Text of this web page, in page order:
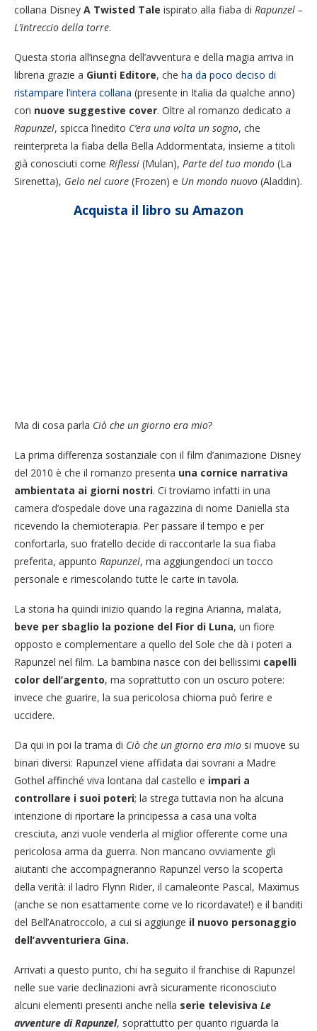
collana Disney A Twisted Tale ispirato alla fiaba di Rapunzel –
L’intreccio della torre.
Questa storia all’insegna dell’avventura e della magia arriva in
libreria grazie a Giunti Editore, che ha da poco deciso di
ristampare l’intera collana (presente in Italia da qualche anno)
con nuove suggestive cover. Oltre al romanzo dedicato a
Rapunzel, spicca l’inedito C’era una volta un sogno, che
reinterpreta la fiaba della Bella Addormentata, insieme a titoli
già conosciuti come Riflessi (Mulan), Parte del tuo mondo (La
Sirenetta), Gelo nel cuore (Frozen) e Un mondo nuovo (Aladdin).
Acquista il libro su Amazon
Ma di cosa parla Ciò che un giorno era mio?
La prima differenza sostanziale con il film d’animazione Disney
del 2010 è che il romanzo presenta una cornice narrativa
ambientata ai giorni nostri. Ci troviamo infatti in una
camera d’ospedale dove una ragazzina di nome Daniella sta
ricevendo la chemioterapia. Per passare il tempo e per
confortarla, suo fratello decide di raccontarle la sua fiaba
preferita, appunto Rapunzel, ma aggiungendoci un tocco
personale e rimescolando tutte le carte in tavola.
La storia ha quindi inizio quando la regina Arianna, malata,
beve per sbaglio la pozione del Fior di Luna, un fiore
opposto e complementare a quello del Sole che dà i poteri a
Rapunzel nel film. La bambina nasce con dei bellissimi capelli
color dell’argento, ma soprattutto con un oscuro potere:
invece che guarire, la sua pericolosa chioma può ferire e
uccidere.
Da qui in poi la trama di Ciò che un giorno era mio si muove su
binari diversi: Rapunzel viene affidata dai sovrani a Madre
Gothel affinché viva lontana dal castello e impari a
controllare i suoi poteri; la strega tuttavia non ha alcuna
intenzione di riportare la principessa a casa una volta
cresciuta, anzi vuole venderla al miglior offerente come una
pericolosa arma da guerra. Non mancano ovviamente gli
aiutanti che accompagneranno Rapunzel verso la scoperta
della verità: il ladro Flynn Rider, il camaleonte Pascal, Maximus
(anche se non esattamente come ve lo ricordavate!) e il banditi
del Bell’Anatroccolo, a cui si aggiunge il nuovo personaggio
dell’avventuriera Gina.
Arrivati a questo punto, chi ha seguito il franchise di Rapunzel
nelle sue varie declinazioni avrà sicuramente riconosciuto
alcuni elementi presenti anche nella serie televisiva Le
avventure di Rapunzel, soprattutto per quanto riguarda la